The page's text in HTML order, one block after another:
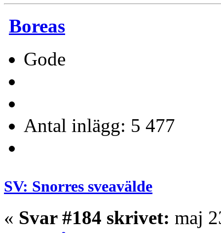
Boreas
Gode
Antal inlägg: 5 477
SV: Snorres sveavälde
« Svar #184 skrivet: maj